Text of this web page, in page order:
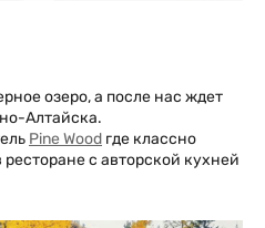
озеро, а после нас ждет
Алтайска.
Pine Wood где классно
с авторской кухней